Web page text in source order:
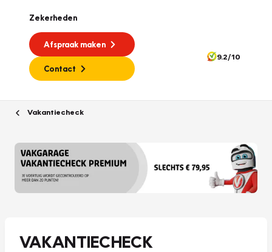
Zekerheden
Afspraak maken
Contact
9.2/10
Vakantiecheck
VAKANTIECHECK